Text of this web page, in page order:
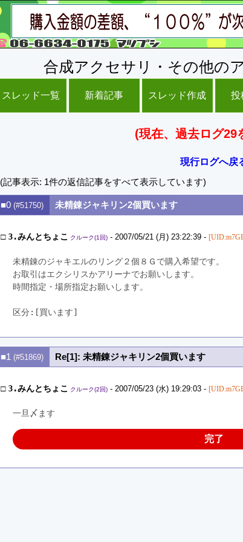
合成アクセサリ・その他の
スレッド一覧 新着記事 スレッド作成 投
(現在、過去ログ29
現行ログへ戻
(記事表示: 1件の返信記事をすべて表示しています)
■0 (#51750) 未精錬ジャキリン2個買います
□3.みんとちょこ クルーク(1回)- 2007/05/21 (月) 23:22:39 -
未精錬のジャキエルのリング２個８Ｇで購入希望です。
お取引はエクシリスかアリーナでお願いします。
時間指定・場所指定お願いします。
区分:[買います]
■1 (#51869) Re[1]: 未精錬ジャキリン2個買います
□3.みんとちょこ クルーク(2回)- 2007/05/23 (水) 19:29:03 -
一旦〆ます
完了